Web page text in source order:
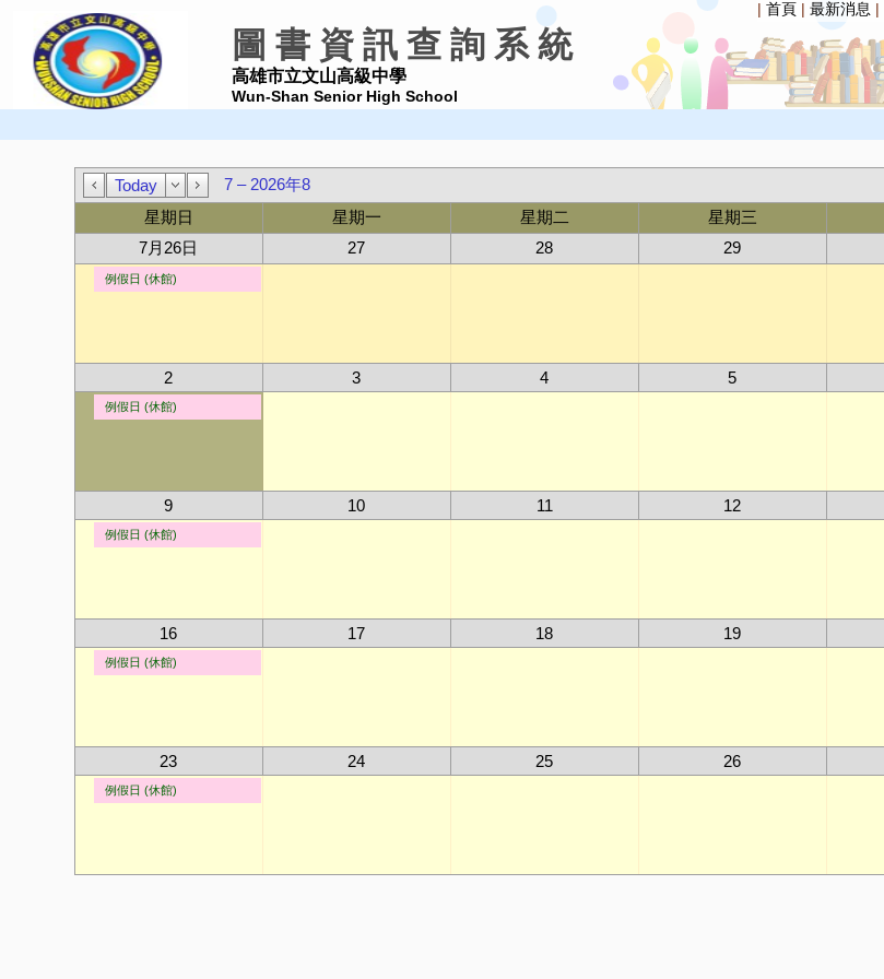
| 首頁 | 最新消息 |
圖 書 資 訊 查 詢 系 統
高雄市立文山高級中學
Wun-Shan Senior High School
Today
7 – 2026年8
星期日
星期一 星期二 星期三
7月26日
27 28 29
2 3 4 5
9 10 11 12
16 17 18 19
23 24 25 26
例假日 (休館)
例假日 (休館)
例假日 (休館)
例假日 (休館)
例假日 (休館)